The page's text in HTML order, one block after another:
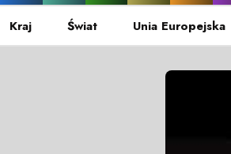
Kraj Świat Unia Europejska